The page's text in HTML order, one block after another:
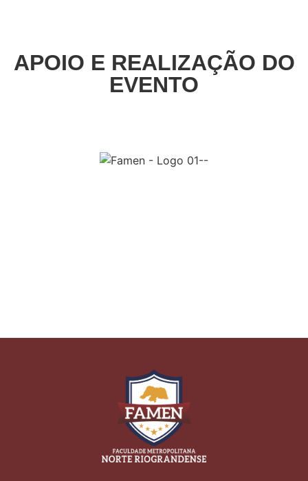
APOIO E REALIZAÇÃO DO
EVENTO